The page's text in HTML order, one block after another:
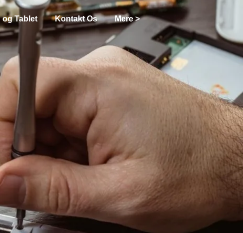
og Tablet Kontakt Os Mere >